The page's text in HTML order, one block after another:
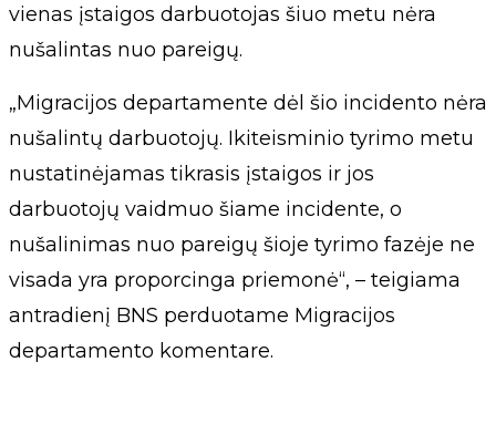
vienas įstaigos darbuotojas šiuo metu nėra
nušalintas nuo pareigų.
„Migracijos departamente dėl šio incidento nėra
nušalintų darbuotojų. Ikiteisminio tyrimo metu
nustatinėjamas tikrasis įstaigos ir jos
darbuotojų vaidmuo šiame incidente, o
nušalinimas nuo pareigų šioje tyrimo fazėje ne
visada yra proporcinga priemonė“, – teigiama
antradienį BNS perduotame Migracijos
departamento komentare.